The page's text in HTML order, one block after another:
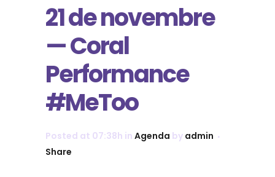
21 de novembre
— Coral
Performance
#MeToo
Posted at 07:38h in Agenda by admin
Share